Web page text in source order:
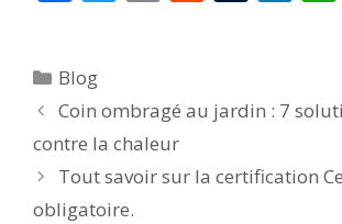
b
o
o
k
t r dI
n
Catégories
Blog
Coin ombragé au jardin : 7
contre la chaleur
Tout savoir sur la certification
obligatoire.